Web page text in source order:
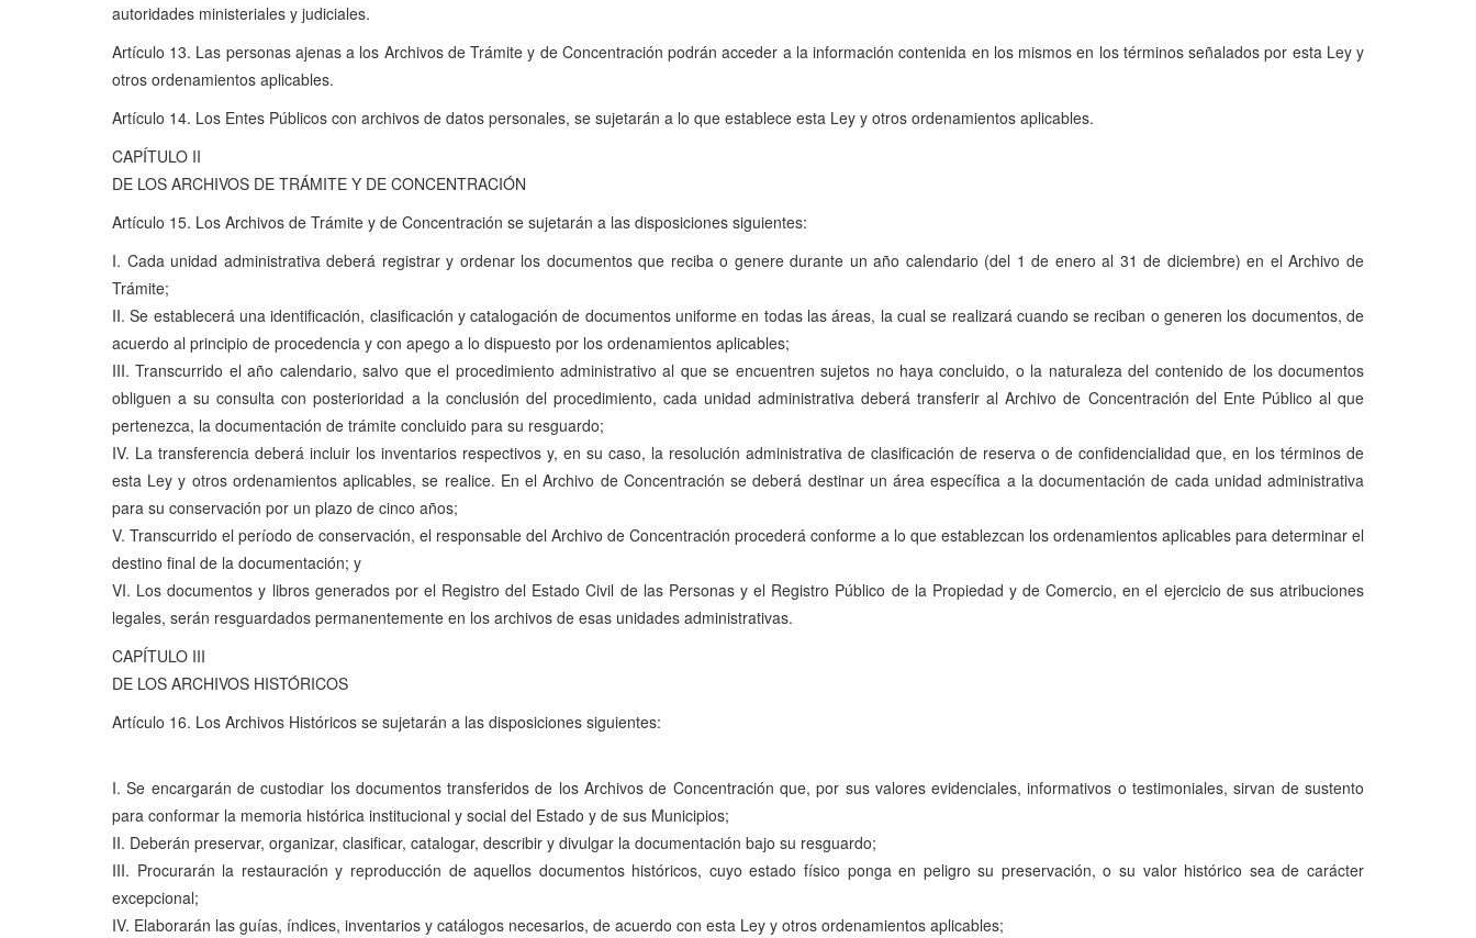
autoridades ministeriales y judiciales.
Artículo 13. Las personas ajenas a los Archivos de Trámite y de Concentración podrán acceder a la información contenida en los mismos en los términos señalados por esta Ley y
otros ordenamientos aplicables.
Artículo 14. Los Entes Públicos con archivos de datos personales, se sujetarán a lo que establece esta Ley y otros ordenamientos aplicables.
CAPÍTULO II
DE LOS ARCHIVOS DE TRÁMITE Y DE CONCENTRACIÓN
Artículo 15. Los Archivos de Trámite y de Concentración se sujetarán a las disposiciones siguientes:
I. Cada unidad administrativa deberá registrar y ordenar los documentos que reciba o genere durante un año calendario (del 1 de enero al 31 de diciembre) en el Archivo de
Trámite;
II. Se establecerá una identificación, clasificación y catalogación de documentos uniforme en todas las áreas, la cual se realizará cuando se reciban o generen los documentos, de
acuerdo al principio de procedencia y con apego a lo dispuesto por los ordenamientos aplicables;
III. Transcurrido el año calendario, salvo que el procedimiento administrativo al que se encuentren sujetos no haya concluido, o la naturaleza del contenido de los documentos
obliguen a su consulta con posterioridad a la conclusión del procedimiento, cada unidad administrativa deberá transferir al Archivo de Concentración del Ente Público al que
pertenezca, la documentación de trámite concluido para su resguardo;
IV. La transferencia deberá incluir los inventarios respectivos y, en su caso, la resolución administrativa de clasificación de reserva o de confidencialidad que, en los términos de
esta Ley y otros ordenamientos aplicables, se realice. En el Archivo de Concentración se deberá destinar un área específica a la documentación de cada unidad administrativa
para su conservación por un plazo de cinco años;
V. Transcurrido el período de conservación, el responsable del Archivo de Concentración procederá conforme a lo que establezcan los ordenamientos aplicables para determinar el
destino final de la documentación; y
VI. Los documentos y libros generados por el Registro del Estado Civil de las Personas y el Registro Público de la Propiedad y de Comercio, en el ejercicio de sus atribuciones
legales, serán resguardados permanentemente en los archivos de esas unidades administrativas.
CAPÍTULO III
DE LOS ARCHIVOS HISTÓRICOS
Artículo 16. Los Archivos Históricos se sujetarán a las disposiciones siguientes:
I. Se encargarán de custodiar los documentos transferidos de los Archivos de Concentración que, por sus valores evidenciales, informativos o testimoniales, sirvan de sustento
para conformar la memoria histórica institucional y social del Estado y de sus Municipios;
II. Deberán preservar, organizar, clasificar, catalogar, describir y divulgar la documentación bajo su resguardo;
III. Procurarán la restauración y reproducción de aquellos documentos históricos, cuyo estado físico ponga en peligro su preservación, o su valor histórico sea de carácter
excepcional;
IV. Elaborarán las guías, índices, inventarios y catálogos necesarios, de acuerdo con esta Ley y otros ordenamientos aplicables;